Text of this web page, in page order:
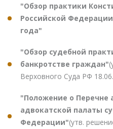
"Обзор практики
Российской
года"
"Обзор судебной
банкротстве граждан"
Верховного Суда РФ
"Положение о Перечне
адвокатской палаты
Федерации"(утв.